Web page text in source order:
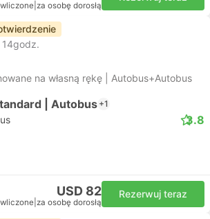
za osobę dorosłą
14godz.
na własną rękę | Autobus+Autobus
| Autobus+1
3.8
USD 82
za osobę dorosłą
Rezerwuj teraz